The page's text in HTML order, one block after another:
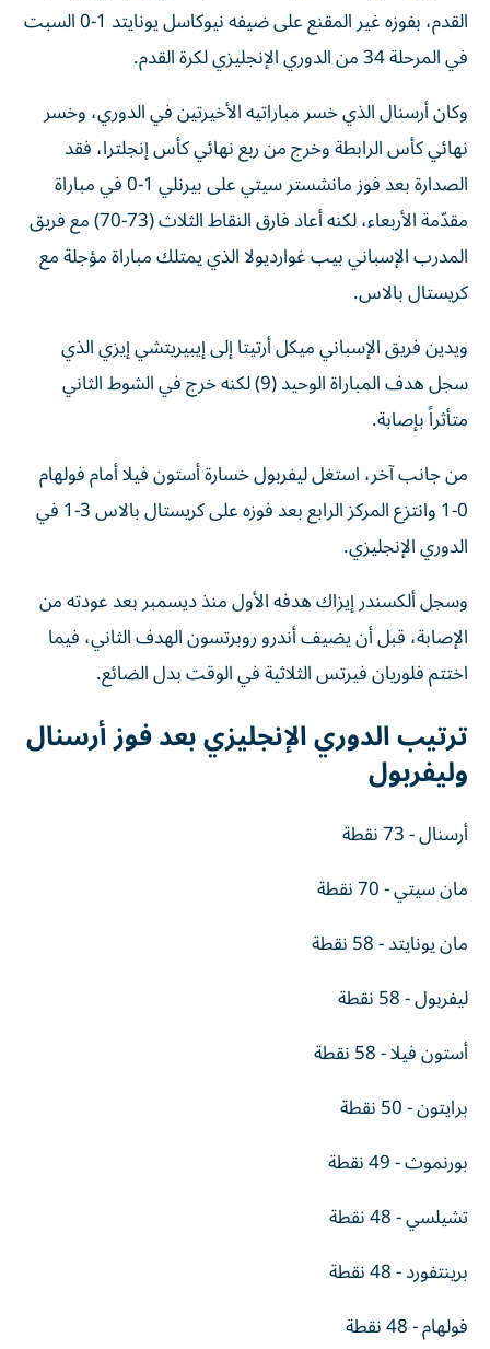
القدم، بفوزه غير المقنع على ضيفه نيوكاسل يونايتد 1-0 السبت
في المرحلة 34 من الدوري الإنجليزي لكرة القدم.
وكان أرسنال الذي خسر مباراتيه الأخيرتين في الدوري، وخسر
نهائي كأس الرابطة وخرج من ربع نهائي كأس إنجلترا، فقد
الصدارة بعد فوز مانشستر سيتي على بيرنلي 1-0 في مباراة
مقدّمة الأربعاء، لكنه أعاد فارق النقاط الثلاث (73-70) مع فريق
المدرب الإسباني بيب غوارديولا الذي يمتلك مباراة مؤجلة مع
كريستال بالاس.
ويدين فريق الإسباني ميكل أرتيتا إلى إيبيريتشي إيزي الذي
سجل هدف المباراة الوحيد (9) لكنه خرج في الشوط الثاني
متأثراً بإصابة.
من جانب آخر، استغل ليفربول خسارة أستون فيلا أمام فولهام
0-1 وانتزع المركز الرابع بعد فوزه على كريستال بالاس 3-1 في
الدوري الإنجليزي.
وسجل ألكسندر إيزاك هدفه الأول منذ ديسمبر بعد عودته من
الإصابة، قبل أن يضيف أندرو روبرتسون الهدف الثاني، فيما
اختتم فلوريان فيرتس الثلاثية في الوقت بدل الضائع.
ترتيب الدوري الإنجليزي بعد فوز أرسنال
وليفربول
أرسنال - 73 نقطة
مان سيتي - 70 نقطة
مان يونايتد - 58 نقطة
ليفربول - 58 نقطة
أستون فيلا - 58 نقطة
برايتون - 50 نقطة
بورنموث - 49 نقطة
تشيلسي - 48 نقطة
برينتفورد - 48 نقطة
فولهام - 48 نقطة